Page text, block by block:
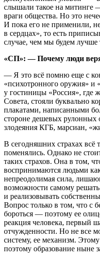
слышали такое на митинге
враги общества. Но это
И пока его не применили,
в сердцах», то есть
случае, чем мы будем лучше
«СП»: — Почему люди
— Я это всё помню еще с
«психотронного оружия»
у гостиницы «Россия», где
Совета, стояли буквально
плакатами, написанными
стороне дешевых рулонных
злодеяния КГБ, марсиан,
В сегодняшних страхах всё
поменялись. Однако не
таких страхов. Она в том,
воспринимаются людьми
непреодолимая сила,
возможности самому решать
и реализовывать
Вопрос только в том, что с
бороться — поэтому ее
реакция человека, первый
отчужденности. Но не все
систему, ее механизм.
поэтому образование ныне